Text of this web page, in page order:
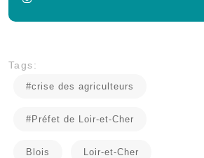
Tags:
#crise des agriculteurs
#Préfet de Loir-et-Cher
Blois Loir-et-Cher